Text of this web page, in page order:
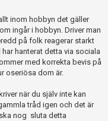
inom hobbyn det gäller
ingår i hobbyn. Driver man
på folk reagerar starkt
hanterat detta via sociala
med korrekta bevis på
oseriösa dom är.
när du själv inte kan
tråd igen och det är
nog sluta detta